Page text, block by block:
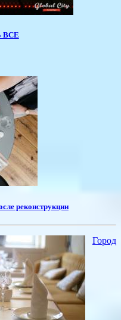
ВСЕ
реконструкции
Город